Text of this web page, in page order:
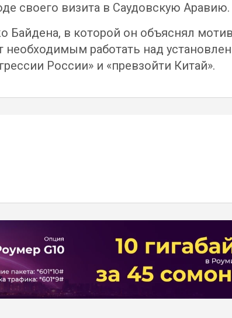
своего визита в Саудовскую Аравию.
в которой он объяснял
работать над
России» и «превзойти Китай».